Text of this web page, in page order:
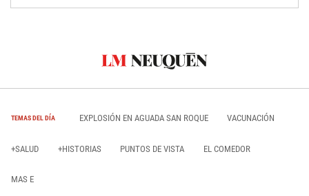
TEMAS DEL DÍA EXPLOSIÓN EN AGUADA SAN ROQUE VACUNACIÓN
+SALUD +HISTORIAS PUNTOS DE VISTA EL COMEDOR
MAS E